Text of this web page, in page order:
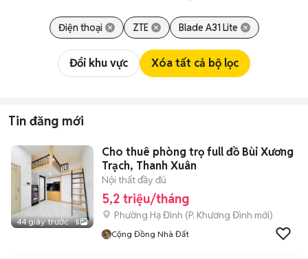
Điện thoại ZTE Blade A31 Lite
Đổi khu vực Xóa tất cả bộ lọc
Tin đăng mới
44 giây trước 5
Cho thuê phòng trọ full đồ Bùi Xương
Trạch, Thanh Xuân
Nội thất đầy đủ
5,2 triệu/tháng
Phường Hạ Đình (P. Khương Đình mới)
Cộng Đồng Nhà Đất